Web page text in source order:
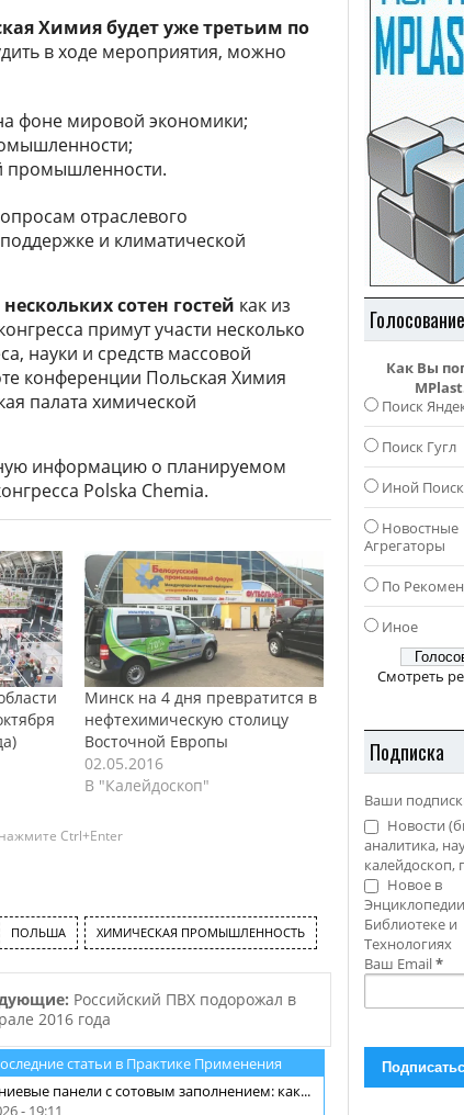
Химия будет уже третьим по
в ходе мероприятия, можно
фоне мировой экономики;
промышленности.
отраслевого
и климатической
нескольких сотен гостей как из
примут участи несколько
науки и средств массовой
конференции Польская Химия
палата химической
информацию о планируемом
Polska Chemia.
Минск на 4 дня превратится в
нефтехимическую столицу
Восточной Европы
02.05.2016
В "Калейдоскоп"
Ctrl+Enter
ПОЛЬША ХИМИЧЕСКАЯ ПРОМЫШЛЕННОСТЬ
Российский ПВХ подорожал в
2016 года
статьи в Практике Применения
панели с сотовым заполнением: как...
- 19:11
Голосование
Как Вы
Поиск
Поиск Гугл
Иной Поиск
Новостные
Агрегаторы
По
Иное
Смотреть
Подписка
Ваши
Новости
аналитика,
калейдоскоп,
Новое в
Библиотеке и
Технологиях
Ваш Email*